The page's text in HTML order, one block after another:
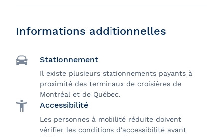
Informations additionnelles
Stationnement
Il existe plusieurs stationnements payants à
proximité des terminaux de croisières de
Montréal et de Québec.
Accessibilité
Les personnes à mobilité réduite doivent
vérifier les conditions d'accessibilité avant